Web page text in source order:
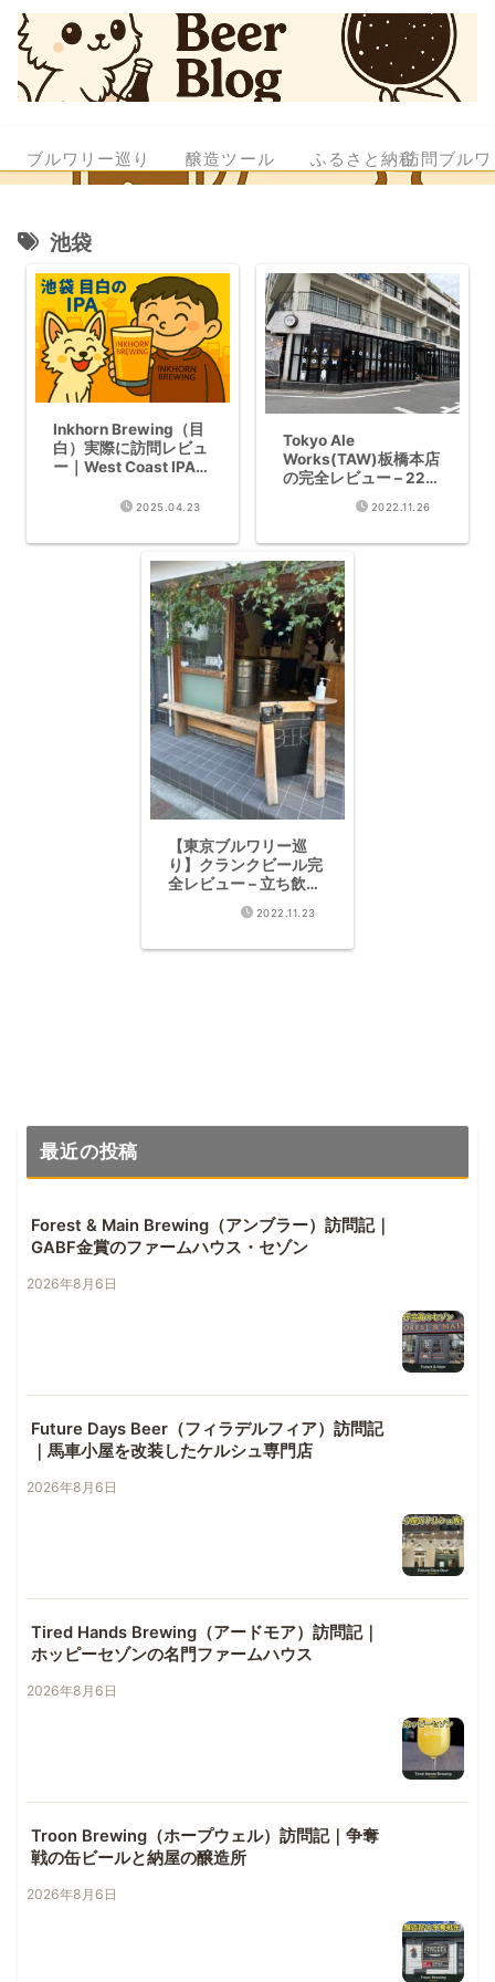
ブルワリー巡り 醸造ツール ふるさと納税訪問ブル
池袋
Inkhorn Brewing（目
白）実際に訪問レビュ
ー｜West Coast IPA＆
きで徹底紹介【2026
2025.04.23
Tokyo Ale
Works(TAW)板橋本店
の完全レビュー – 22種
類のビールタップと絶
品バーガーを徹底解説
2022.11.26
【東京ブルワリー巡
り】クランクビール完
全レビュー – 立ち飲み
スタイルで味わう板橋
の自家製クラフト
2022.11.23
最近の投稿
Forest & Main Brewing（アンブラー）訪問記｜
GABF金賞のファームハウス・セゾン
2026年8月6日
Future Days Beer（フィラデルフィア）訪問記
｜馬車小屋を改装したケルシュ専門店
2026年8月6日
Tired Hands Brewing（アードモア）訪問記｜
ホッピーセゾンの名門ファームハウス
2026年8月6日
Troon Brewing（ホープウェル）訪問記｜争奪
戦の缶ビールと納屋の醸造所
2026年8月6日